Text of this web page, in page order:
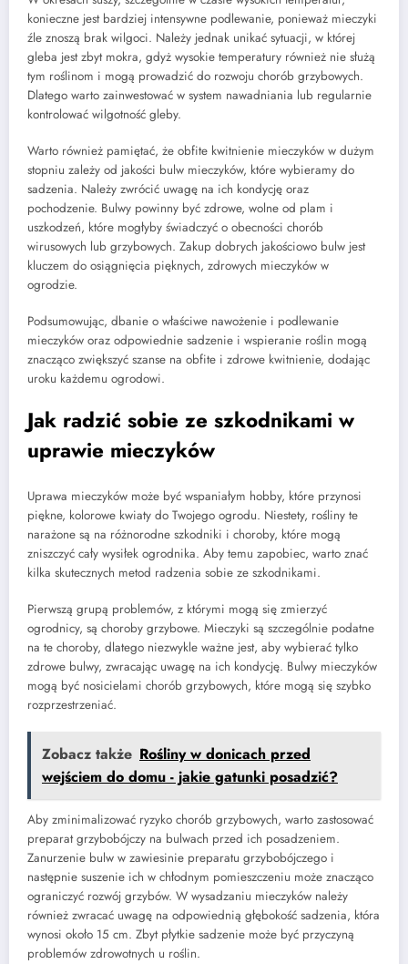
konieczne jest bardziej intensywne podlewanie, ponieważ mieczyki
źle znoszą brak wilgoci. Należy jednak unikać sytuacji, w której
gleba jest zbyt mokra, gdyż wysokie temperatury również nie służą
tym roślinom i mogą prowadzić do rozwoju chorób grzybowych.
Dlatego warto zainwestować w system nawadniania lub regularnie
kontrolować wilgotność gleby.
Warto również pamiętać, że obfite kwitnienie mieczyków w dużym
stopniu zależy od jakości bulw mieczyków, które wybieramy do
sadzenia. Należy zwrócić uwagę na ich kondycję oraz
pochodzenie. Bulwy powinny być zdrowe, wolne od plam i
uszkodzeń, które mogłyby świadczyć o obecności chorób
wirusowych lub grzybowych. Zakup dobrych jakościowo bulw jest
kluczem do osiągnięcia pięknych, zdrowych mieczyków w
ogrodzie.
Podsumowując, dbanie o właściwe nawożenie i podlewanie
mieczyków oraz odpowiednie sadzenie i wspieranie roślin mogą
znacząco zwiększyć szanse na obfite i zdrowe kwitnienie, dodając
uroku każdemu ogrodowi.
Jak radzić sobie ze szkodnikami w
uprawie mieczyków
Uprawa mieczyków może być wspaniałym hobby, które przynosi
piękne, kolorowe kwiaty do Twojego ogrodu. Niestety, rośliny te
narażone są na różnorodne szkodniki i choroby, które mogą
zniszczyć cały wysiłek ogrodnika. Aby temu zapobiec, warto znać
kilka skutecznych metod radzenia sobie ze szkodnikami.
Pierwszą grupą problemów, z którymi mogą się zmierzyć
ogrodnicy, są choroby grzybowe. Mieczyki są szczególnie podatne
na te choroby, dlatego niezwykle ważne jest, aby wybierać tylko
zdrowe bulwy, zwracając uwagę na ich kondycję. Bulwy mieczyków
mogą być nosicielami chorób grzybowych, które mogą się szybko
rozprzestrzeniać.
Zobacz także Rośliny w donicach przed
wejściem do domu - jakie gatunki posadzić?
Aby zminimalizować ryzyko chorób grzybowych, warto zastosować
preparat grzybobójczy na bulwach przed ich posadzeniem.
Zanurzenie bulw w zawiesinie preparatu grzybobójczego i
następnie suszenie ich w chłodnym pomieszczeniu może znacząco
ograniczyć rozwój grzybów. W wysadzaniu mieczyków należy
również zwracać uwagę na odpowiednią głębokość sadzenia, która
wynosi około 15 cm. Zbyt płytkie sadzenie może być przyczyną
problemów zdrowotnych u roślin.